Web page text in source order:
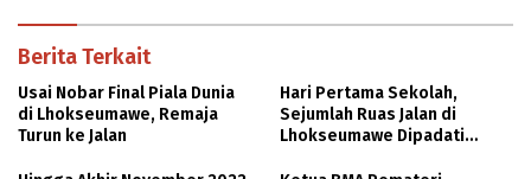
Berita Terkait
Usai Nobar Final Piala Dunia
di Lhokseumawe, Remaja
Turun ke Jalan
Hari Pertama Sekolah,
Sejumlah Ruas Jalan di
Lhokseumawe Dipadati